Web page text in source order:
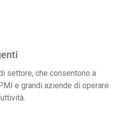
settore, che consentono a
e grandi aziende di operare